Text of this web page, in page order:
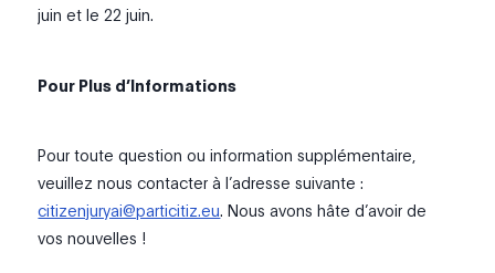
juin et le 22 juin.
Pour Plus d’Informations
Pour toute question ou information supplémentaire,
veuillez nous contacter à l’adresse suivante :
citizenjuryai@particitiz.eu. Nous avons hâte d’avoir de
vos nouvelles !